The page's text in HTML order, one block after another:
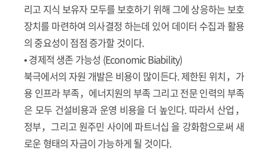
리고 지식 보유자 모두를 보호하기 위해 그에 상응하는 보호
장치를 마련하여 의사결정 하는데 있어 데이터 수집과 활용
의 중요성이 점점 증가할 것이다.
• 경제적 생존 가능성 (Economic Biability)
북극에서의 자원 개발은 비용이 많이든다. 제한된 위치，가
용 인프라 부족，에너지원의 부족 그리고 전문 인력의 부족
은 모두 건설비용과 운영 비용을 더 높인다. 따라서 산업，
정부，그리고 원주민 사이에 파트너십 을 강화함으로써 새
로운 형태의 자금이 가능하게 될 것이다.